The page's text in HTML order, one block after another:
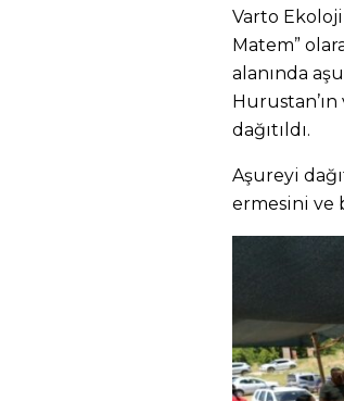
Varto Ekoloji
Matem”
alanında
dağıtıldı.
Aşureyi
ermesini ve